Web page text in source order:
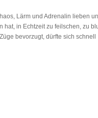
Lärm und Adrenalin lieben
hat, in Echtzeit zu feilschen, zu
bevorzugt, dürfte sich schnell